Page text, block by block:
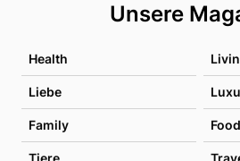
Unsere
Health
Liebe
Family Food
Tiere